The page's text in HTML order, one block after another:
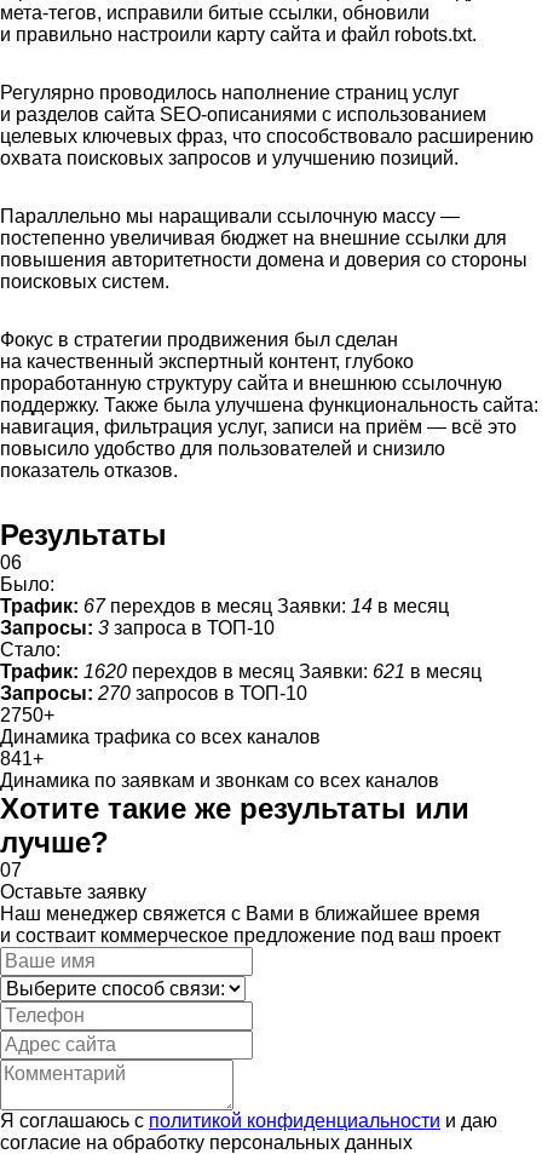
мета-тегов, исправили битые ссылки, обновили
и правильно настроили карту сайта и файл robots.txt.
Регулярно проводилось наполнение страниц услуг
и разделов сайта SEO-описаниями с использованием
целевых ключевых фраз, что способствовало расширению
охвата поисковых запросов и улучшению позиций.
Параллельно мы наращивали ссылочную массу —
постепенно увеличивая бюджет на внешние ссылки для
повышения авторитетности домена и доверия со стороны
поисковых систем.
Фокус в стратегии продвижения был сделан
на качественный экспертный контент, глубоко
проработанную структуру сайта и внешнюю ссылочную
поддержку. Также была улучшена функциональность сайта:
навигация, фильтрация услуг, записи на приём — всё это
повысило удобство для пользователей и снизило
показатель отказов.
Результаты
06
Было:
Трафик: 67перехдов в месяц Заявки: 14 в месяц
Запросы: 3 запроса в ТОП-10
Стало:
Трафик: 1620 перехдов в месяц Заявки: 621 в месяц
Запросы: 270 запросов в ТОП-10
2750+
Динамика трафика со всех каналов
841+
Динамика по заявкам и звонкам со всех каналов
Хотите такие же результаты или
лучше?
07
Оставьте заявку
Наш менеджер свяжется с Вами в ближайшее время
и состваит коммерческое предложение под ваш проект
Я соглашаюсь с политикой конфиденциальности и даю
согласие на обработку персональных данных